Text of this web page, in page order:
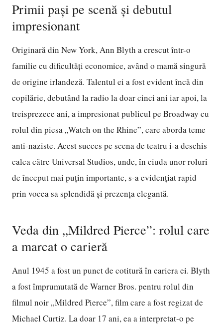
Primii pași pe scenă și debutul
impresionant
Originară din New York, Ann Blyth a crescut într-o
familie cu dificultăți economice, având o mamă singură
de origine irlandeză. Talentul ei a fost evident încă din
copilărie, debutând la radio la doar cinci ani iar apoi, la
treisprezece ani, a impresionat publicul pe Broadway cu
rolul din piesa „Watch on the Rhine”, care aborda teme
anti-naziste. Acest succes pe scena de teatru i-a deschis
calea către Universal Studios, unde, în ciuda unor roluri
de început mai puțin importante, s-a evidențiat rapid
prin vocea sa splendidă și prezența elegantă.
Veda din „Mildred Pierce”: rolul care
a marcat o carieră
Anul 1945 a fost un punct de cotitură în cariera ei. Blyth
a fost împrumutată de Warner Bros. pentru rolul din
filmul noir „Mildred Pierce”, film care a fost regizat de
Michael Curtiz. La doar 17 ani, ea a interpretat-o pe